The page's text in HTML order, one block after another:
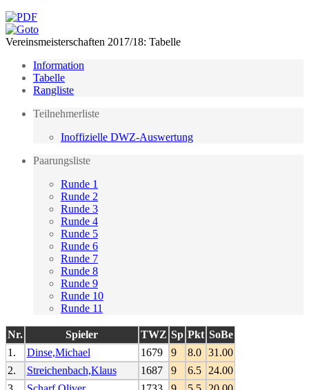
Vereinsmeisterschaften 2017/18: Tabelle
Information
Tabelle
Rangliste
Teilnehmerliste
Inoffizielle DWZ-Auswertung
Paarungsliste
Runde 1
Runde 2
Runde 3
Runde 4
Runde 5
Runde 6
Runde 7
Runde 8
Runde 9
Runde 10
Runde 11
Nr. Spieler TWZ Sp Pkt SoBe
1.
Dinse,Michael 1679 9 8.0
31.00
2.
Streichenbach,Klaus 1687 9 6.5
24.00